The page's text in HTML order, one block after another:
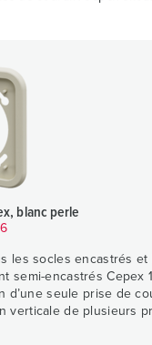
blanc perle
les socles encastrés et
semi-encastrés Cepex
d’une seule prise de
verticale de plusieurs